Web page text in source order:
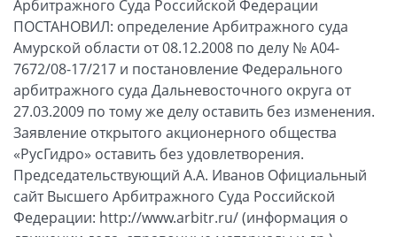
Арбитражного Суда Российской Федерации
ПОСТАНОВИЛ: определение Арбитражного суда
Амурской области от 08.12.2008 по делу № А04-
7672/08-17/217 и постановление Федерального
арбитражного суда Дальневосточного округа от
27.03.2009 по тому же делу оставить без изменения.
Заявление открытого акционерного общества
«РусГидро» оставить без удовлетворения.
Председательствующий А.А. Иванов Официальный
сайт Высшего Арбитражного Суда Российской
Федерации: http://www.arbitr.ru/ (информация о